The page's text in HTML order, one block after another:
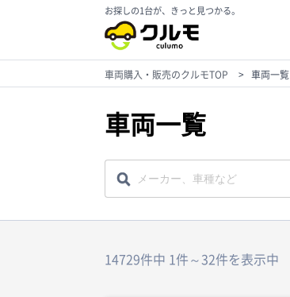
お探しの1台が、きっと見つかる。
車両購入・販売のクルモTOP > 車両一覧
車両一覧
14729件中 1件～32件を表示中